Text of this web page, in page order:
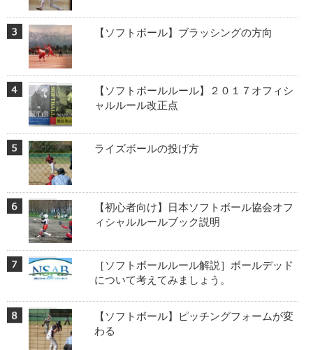
【ソフトボール】ブラッシングの方向
【ソフトボールルール】２０１７オフィシ
ャルルール改正点
ライズボールの投げ方
【初心者向け】日本ソフトボール協会オフ
ィシャルルールブック説明
［ソフトボールルール解説］ボールデッド
について考えてみましょう。
【ソフトボール】ピッチングフォームが変
わる